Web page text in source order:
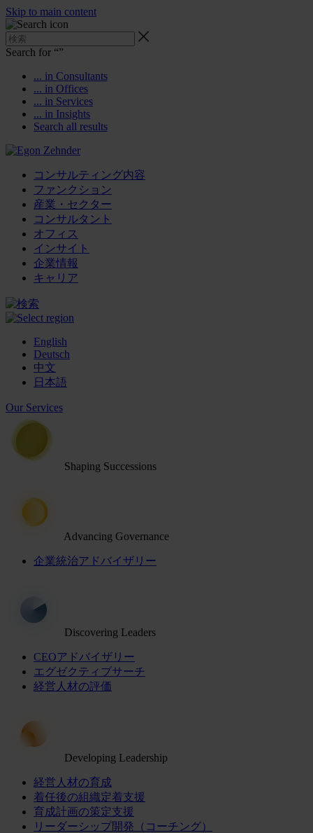
Skip to main content
Search for “”
... in Consultants
... in Offices
... in Services
... in Insights
Search all results
コンサルティング内容
ファンクション
産業・セクター
コンサルタント
オフィス
インサイト
企業情報
キャリア
English
Deutsch
中文
日本語
Our Services
Shaping Successions
Advancing Governance
企業統治アドバイザリー
Discovering Leaders
CEOアドバイザリー
エグゼクティブサーチ
経営人材の評価
Developing Leadership
経営人材の育成
着任後の組織定着支援
育成計画の策定支援
リーダーシップ開発（コーチング）